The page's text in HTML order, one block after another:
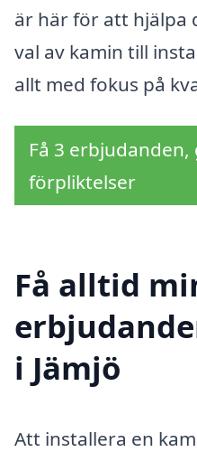
är här för att hjälpa
val av kamin till
allt med fokus på
Få 3
förpliktelser
Få alltid
i Jämjö
Att installera en